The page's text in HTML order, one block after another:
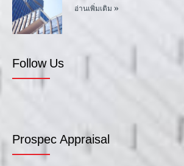
อ่านเพิ่มเติม »
Follow Us
Prospec Appraisal